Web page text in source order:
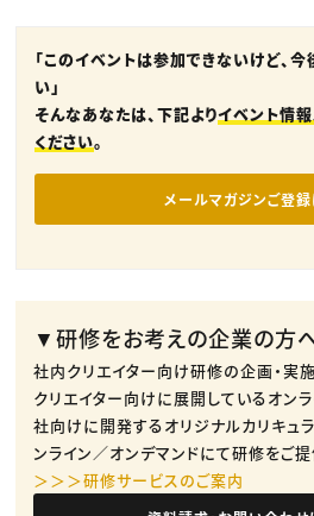
「このイベントは参加できないけど、
い」
そんなあなたは、下記よりイベント情
ください。
メールマガジンご登録
▼研修をお考えの企業の方
社内クリエイター向け研修の企画・実
クリエイター向けに展開しているオン
社向けに開発するオリジナルカリキュ
ンライン／オンデマンドにて研修をご提
＞＞＞研修サービスのご案内